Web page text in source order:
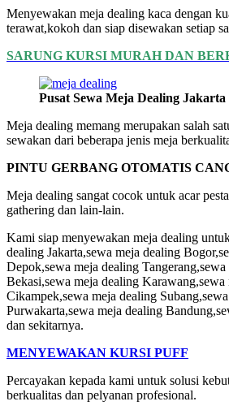
Menyewakan meja dealing kaca dengan
terawat,kokoh dan siap disewakan setiap
SARUNG KURSI MURAH DAN
Pusat Sewa Meja Dealing Jakarta
Meja dealing memang merupakan salah
sewakan dari beberapa jenis meja
PINTU GERBANG OTOMATIS
Meja dealing sangat cocok untuk acar
gathering dan lain-lain.
Kami siap menyewakan meja dealing
dealing Jakarta,sewa meja dealing
Depok,sewa meja dealing
Bekasi,sewa meja dealing Karawang,sewa
Cikampek,sewa meja dealing
Purwakarta,sewa meja dealing
dan sekitarnya.
MENYEWAKAN KURSI PUFF
Percayakan kepada kami untuk solusi
berkualitas dan pelyanan profesional.